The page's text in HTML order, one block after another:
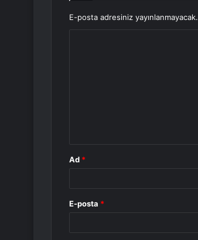
E-posta adresiniz yayınlanmayacak.
Ad *
E-posta *